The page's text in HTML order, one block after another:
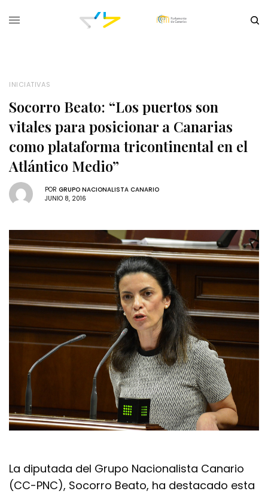
INICIATIVAS
Socorro Beato: “Los puertos son
vitales para posicionar a Canarias
como plataforma tricontinental en el
Atlántico Medio”
POR GRUPO NACIONALISTA CANARIO
JUNIO 8, 2016
La diputada del Grupo Nacionalista Canario
(CC-PNC), Socorro Beato, ha destacado esta